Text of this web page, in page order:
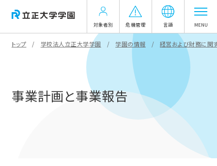
対象者別 危機管理 言語 MENU
トップ 学校法人立正大学学園 学園の情報 経営および財務に関
事業計画と事業報告